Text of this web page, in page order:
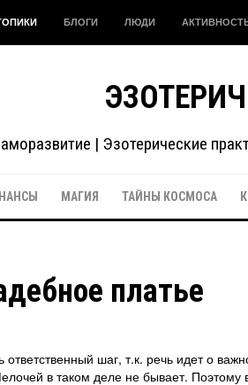
БЛОГИ ЛЮДИ
| Эзотерические
МАГИЯ ТАЙНЫ КОСМОСА
платье
шаг, т.к. речь идет о
в таком деле не бывает. Поэтому